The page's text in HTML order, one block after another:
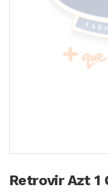
Retrovir Azt 1